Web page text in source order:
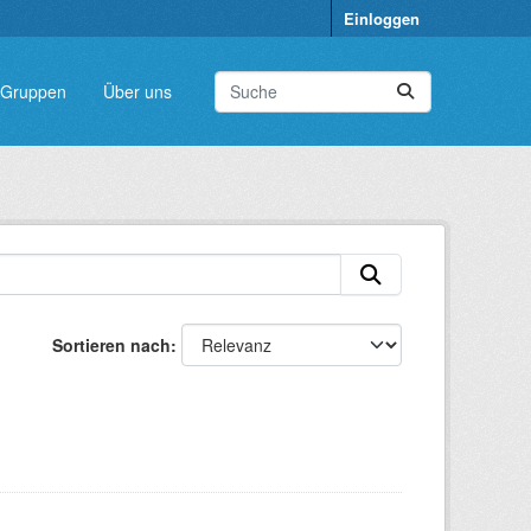
Einloggen
Gruppen Über uns
Sortieren nach